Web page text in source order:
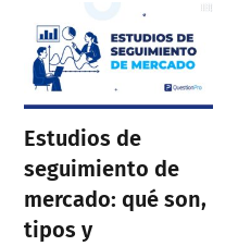
Estudios de
seguimiento de
mercado: qué son,
tipos y